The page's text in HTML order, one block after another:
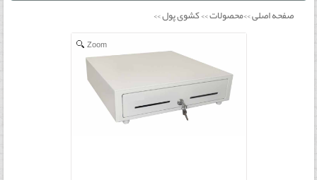
صفحه اصلی>>محصولات>>کشوی پول>>
Zoom